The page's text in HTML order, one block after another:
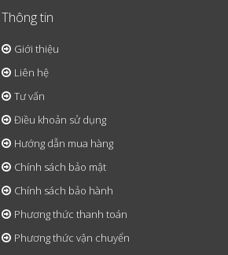
Thông tin
Giới thiệu
Liên hệ
Tư vấn
Điều khoản sử dụng
Hướng dẫn mua hàng
Chính sách bảo mật
Chính sách bảo hành
Phương thức thanh toán
Phương thức vận chuyển